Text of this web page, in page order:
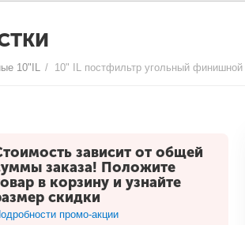
10"IL / 10" IL постфильтр угольный финишной
зависит от общей
заказа! Положите
в корзину и узнайте
скидки
промо-акции